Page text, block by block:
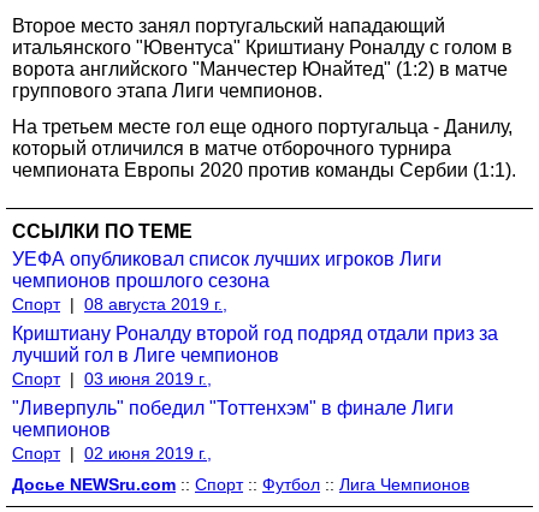
Второе место занял португальский нападающий
итальянского "Ювентуса" Криштиану Роналду с голом в
ворота английского "Манчестер Юнайтед" (1:2) в матче
группового этапа Лиги чемпионов.
На третьем месте гол еще одного португальца - Данилу,
который отличился в матче отборочного турнира
чемпионата Европы 2020 против команды Сербии (1:1).
ССЫЛКИ ПО ТЕМЕ
УЕФА опубликовал список лучших игроков Лиги
чемпионов прошлого сезона
Спорт | 08 августа 2019 г.,
Криштиану Роналду второй год подряд отдали приз за
лучший гол в Лиге чемпионов
Спорт | 03 июня 2019 г.,
"Ливерпуль" победил "Тоттенхэм" в финале Лиги
чемпионов
Спорт | 02 июня 2019 г.,
Досье NEWSru.com :: Спорт:: Футбол :: Лига Чемпионов